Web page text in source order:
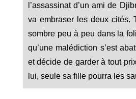
l’assassinat d’un ami de
va embraser les deux cités.
sombre peu à peu dans la
qu’une malédiction s’est
et décide de garder à tout
lui, seule sa fille pourra les